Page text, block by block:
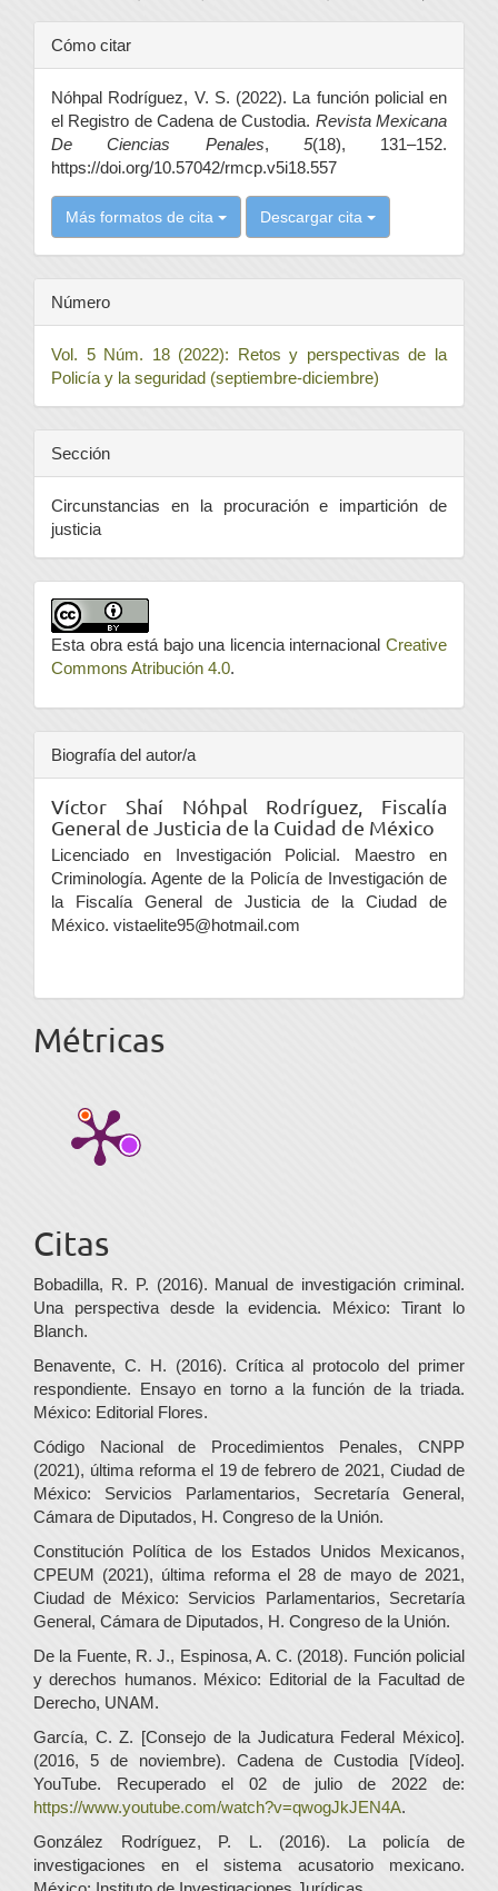
Detalles
del
artículo
Cómo citar
Nóhpal Rodríguez, V. S. (2022). La función policial en
el Registro de Cadena de Custodia. Revista Mexicana
De Ciencias Penales, 5(18), 131–152.
https://doi.org/10.57042/rmcp.v5i18.557
Más formatos de cita Descargar cita
Número
Vol. 5 Núm. 18 (2022): Retos y perspectivas de la
Policía y la seguridad (septiembre-diciembre)
Sección
Circunstancias en la procuración e impartición de
justicia
Esta obra está bajo una licencia internacional Creative
Commons Atribución 4.0.
Biografía del autor/a
Víctor Shaí Nóhpal Rodríguez, Fiscalía
General de Justicia de la Cuidad de México
Licenciado en Investigación Policial. Maestro en
Criminología. Agente de la Policía de Investigación de
la Fiscalía General de Justicia de la Ciudad de
México. vistaelite95@hotmail.com
Métricas
Citas
Bobadilla, R. P. (2016). Manual de investigación criminal.
Una perspectiva desde la evidencia. México: Tirant lo
Blanch.
Benavente, C. H. (2016). Crítica al protocolo del primer
respondiente. Ensayo en torno a la función de la triada.
México: Editorial Flores.
Código Nacional de Procedimientos Penales, CNPP
(2021), última reforma el 19 de febrero de 2021, Ciudad de
México: Servicios Parlamentarios, Secretaría General,
Cámara de Diputados, H. Congreso de la Unión.
Constitución Política de los Estados Unidos Mexicanos,
CPEUM (2021), última reforma el 28 de mayo de 2021,
Ciudad de México: Servicios Parlamentarios, Secretaría
General, Cámara de Diputados, H. Congreso de la Unión.
De la Fuente, R. J., Espinosa, A. C. (2018). Función policial
y derechos humanos. México: Editorial de la Facultad de
Derecho, UNAM.
García, C. Z. [Consejo de la Judicatura Federal México].
(2016, 5 de noviembre). Cadena de Custodia [Vídeo].
YouTube. Recuperado el 02 de julio de 2022 de:
https://www.youtube.com/watch?v=qwogJkJEN4A.
González Rodríguez, P. L. (2016). La policía de
investigaciones en el sistema acusatorio mexicano.